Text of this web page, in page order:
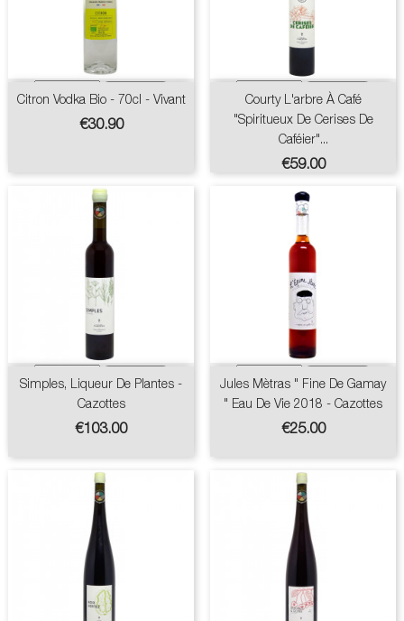
Citron Vodka Bio - 70cl - Vivant
Price
€30.90
Courty L'arbre À Café
"Spiritueux De Cerises De
Caféier"...
Price
€59.00
Simples, Liqueur De Plantes -
Cazottes
Price
€103.00
Jules Mètras " Fine De Gamay
" Eau De Vie 2018 - Cazottes
Price
€25.00